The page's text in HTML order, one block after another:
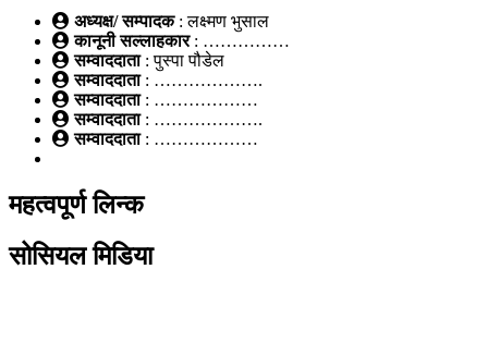
अध्यक्ष/ सम्पादक: लक्ष्मण भुसाल
कानूनी सल्लाहकार : ……………
सम्वाददाता: पुस्पा पौडेल
सम्वाददाता : ……………….
सम्वाददाता: ………………
सम्वाददाता: ……………….
सम्वाददाता: ………………
महत्वपूर्ण लिन्क
सोसियल मिडिया